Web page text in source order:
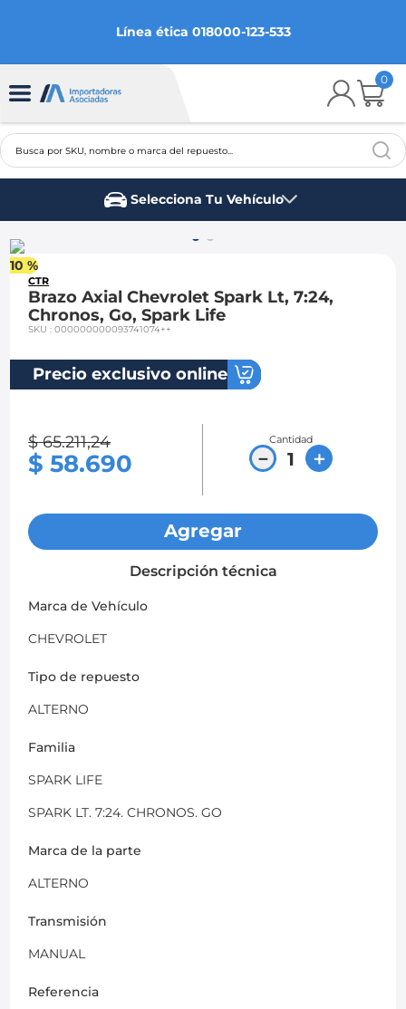
Línea ética 018000-123-533
0
Busca por SKU, nombre o marca del repuesto...
Selecciona Tu Vehículo
10 %
CTR
Brazo Axial Chevrolet Spark Lt, 7:24,
Chronos, Go, Spark Life
SKU:000000000093741074++
Precio exclusivo online
$ 65.211,24
$ 58.690
Cantidad
＋
－
Agregar
Descripción técnica
Marca de Vehículo
CHEVROLET
Tipo de repuesto
ALTERNO
Familia
SPARK LIFE
SPARK LT. 7:24. CHRONOS. GO
Marca de la parte
ALTERNO
Transmisión
MANUAL
Referencia
2
3.
spark gt
ford fiesta
mazda 3
chevrolet sail
chevrolet spark gt